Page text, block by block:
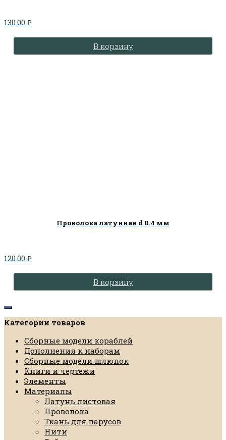
130.00 ₽
В корзину
Проволока латунная d 0.4 мм
120.00 ₽
В корзину
Категории товаров
Сборные модели кораблей
Дополнения к наборам
Сборные модели шлюпок
Книги и чертежи
Элементы
Материалы
Латунь листовая
Проволока
Ткань для парусов
Нити